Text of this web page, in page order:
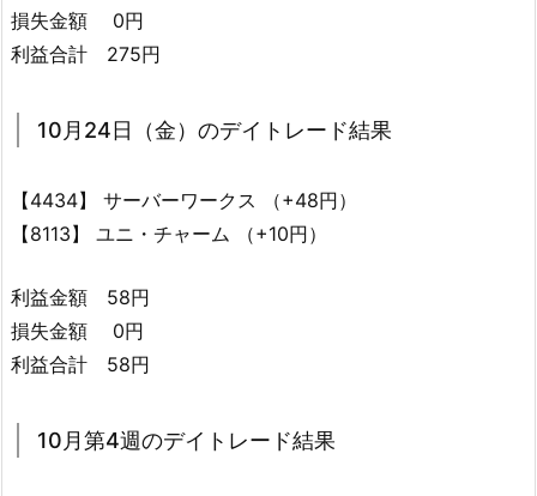
損失金額 0円
利益合計 275円
10月24日（金）のデイトレード結果
【4434】 サーバーワークス （+48円）
【8113】 ユニ・チャーム （+10円）
利益金額 58円
損失金額 0円
利益合計 58円
10月第4週のデイトレード結果